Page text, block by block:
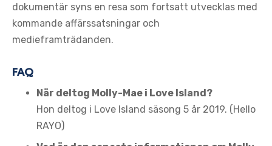
dokumentär syns en resa som fortsatt utvecklas med
kommande affärssatsningar och
medieframträdanden.
FAQ
När deltog Molly-Mae i Love Island?
Hon deltog i Love Island säsong 5 år 2019. (Hello
RAYO)